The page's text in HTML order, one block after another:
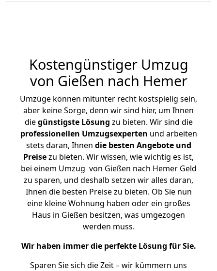
Kostengünstiger Umzug
von Gießen nach Hemer
Umzüge können mitunter recht kostspielig sein,
aber keine Sorge, denn wir sind hier, um Ihnen
diegünstigste Lösung zu bieten. Wir sind die
professionellen Umzugsexperten und arbeiten
stets daran, Ihnen die besten Angebote und
Preisezu bieten. Wir wissen, wie wichtig es ist,
bei einem Umzug von Gießen nach Hemer Geld
zu sparen, und deshalb setzen wir alles daran,
Ihnen die besten Preise zu bieten. Ob Sie nun
eine kleine Wohnung haben oder ein großes
Haus in Gießen besitzen, was umgezogen
werden muss.
Wir haben immer die perfekte Lösung für Sie.
Sparen Sie sich die Zeit – wir kümmern uns